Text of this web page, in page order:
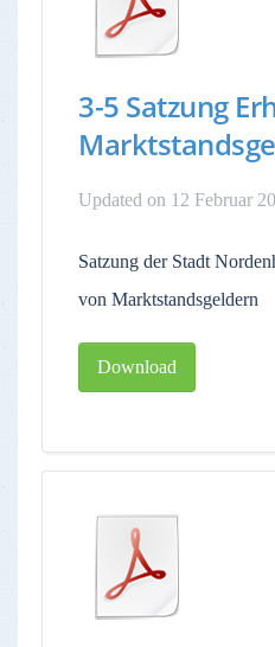
3-5 Satzung
Updated on 12 Februar
Satzung der Stadt
von Marktstandsgeldern
Download